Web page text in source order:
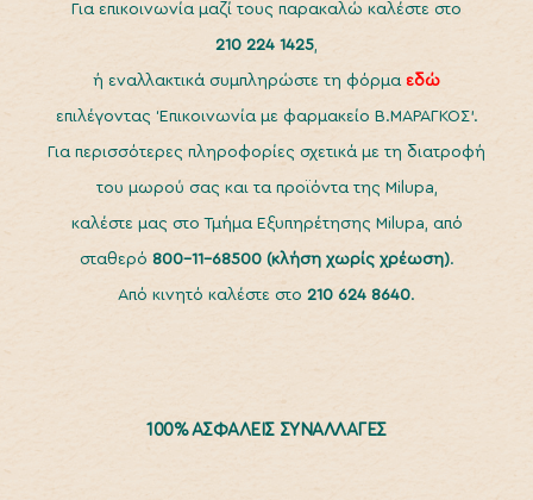
Για επικοινωνία μαζί τους παρακαλώ καλέστε στο
210 224 1425,
ή εναλλακτικά συμπληρώστε τη φόρμα εδώ
επιλέγοντας ‘Επικοινωνία με φαρμακείο Β.ΜΑΡΑΓΚΟΣ’.
Για περισσότερες πληροφορίες σχετικά με τη διατροφή
του μωρού σας και τα προϊόντα της Milupa,
καλέστε μας στο Τμήμα Εξυπηρέτησης Milupa, από
σταθερό 800-11-68500(κλήση χωρίς χρέωση).
Από κινητό καλέστε στο 210 624 8640.
100% ΑΣΦΑΛΕΙΣ ΣΥΝΑΛΛΑΓΕΣ